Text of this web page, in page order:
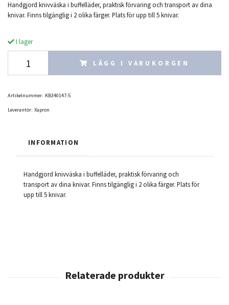
Handgjord knivväska i buffelläder, praktisk förvaring och transport av dina
knivar. Finns tilgänglig i 2 olika färger. Plats för upp till 5 knivar.
I lager
LÄGG I VARUKORGEN
Artikelnummer: KB340147-5
Leverantör: Xapron
INFORMATION
Handgjord knivväska i buffelläder, praktisk förvaring och
transport av dina knivar. Finns tilgänglig i 2 olika färger. Plats för
upp till 5 knivar.